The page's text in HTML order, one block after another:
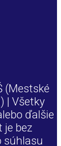
(Mestské
| Všetky
ďalšie
je bez
súhlasu